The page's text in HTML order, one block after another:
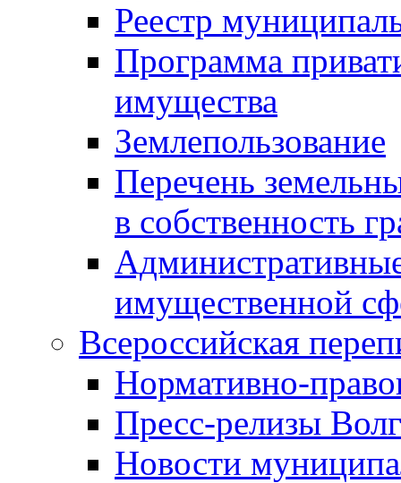
Реестр
Программа
имущества
Землепользование
Перечень
в собственность
имущественной
Всероссийская
Нормативно-
Пресс-релизы
Новости